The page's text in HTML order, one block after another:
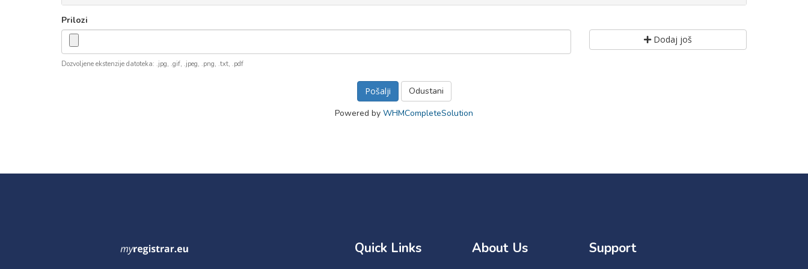
Prilozi
Dodaj još
Dozvoljene ekstenzije datoteka: .jpg, .gif, .jpeg, .png, .txt, .pdf
Odustani
Powered by WHMCompleteSolution
Quick Links About Us Support